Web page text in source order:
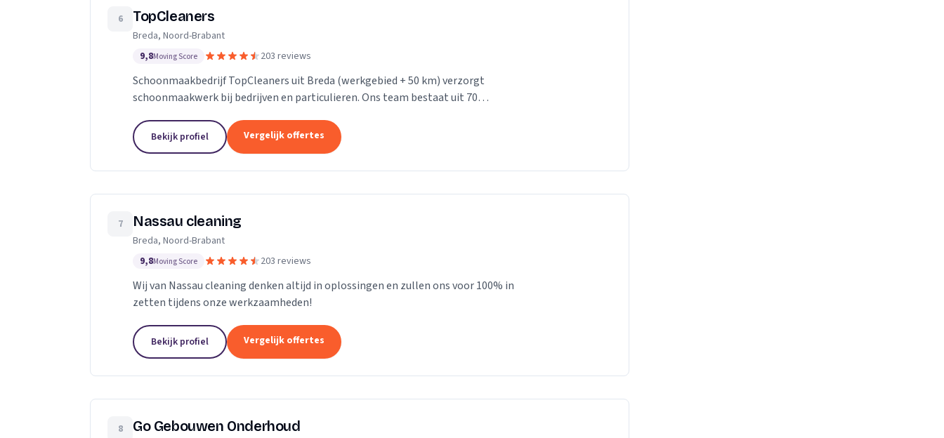
6 TopCleaners
Breda, Noord-Brabant
9,8Moving Score 203 reviews
Schoonmaakbedrijf TopCleaners uit Breda (werkgebied + 50 km) verzorgt
schoonmaakwerk bij bedrijven en particulieren. Ons team bestaat uit 70
Bekijk profiel Vergelijk offertes
7 Nassau cleaning
Breda, Noord-Brabant
9,8Moving Score 203 reviews
Wij van Nassau cleaning denken altijd in oplossingen en zullen ons voor 100% in
zetten tijdens onze werkzaamheden!
Bekijk profiel Vergelijk offertes
8 Go Gebouwen Onderhoud